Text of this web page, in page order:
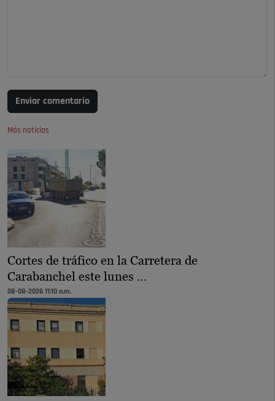
Enviar comentario
Más noticias
Cortes de tráfico en la Carretera de
Carabanchel este lunes …
08-08-2026 11:10 a.m.